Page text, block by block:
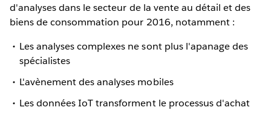
d'analyses dans le secteur de la vente au détail et des
biens de consommation pour 2016, notamment :
Les analyses complexes ne sont plus l'apanage des
spécialistes
L'avènement des analyses mobiles
Les données IoT transforment le processus d'achat